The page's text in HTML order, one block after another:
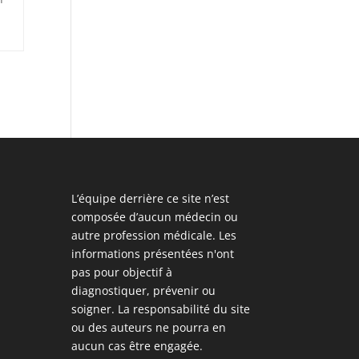
L’équipe derrière ce site n’est
composée d’aucun médecin ou
autre profession médicale. Les
informations présentées n'ont
pas pour objectif à
diagnostiquer, prévenir ou
soigner. La responsabilité du site
ou des auteurs ne pourra en
aucun cas être engagée.